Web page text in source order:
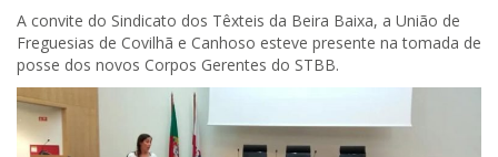
A convite do Sindicato dos Têxteis da Beira Baixa, a União de
Freguesias de Covilhã e Canhoso esteve presente na tomada de
posse dos novos Corpos Gerentes do STBB.